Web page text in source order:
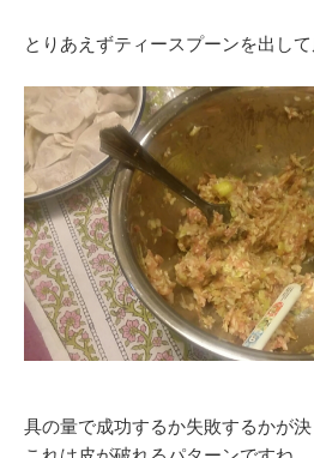
とりあえずティースプーンを出して
具の量で成功するか失敗するかが